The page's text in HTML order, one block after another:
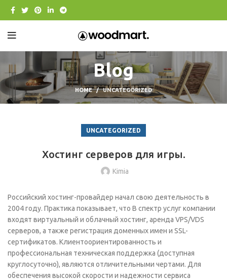
Blog
HOME UNCATEGORIZED
UNCATEGORIZED
Хостинг серверов для игры.
Kimia
Российский хостинг-провайдер начал свою деятельность в
2004 году. Практика показывает, что В спектр услуг компании
входят виртуальный и облачный хостинг, аренда VPS/VDS
серверов, а также регистрация доменных имен и SSL-
сертификатов. Клиентоориентированность и
профессиональная техническая поддержка (доступная
круглосуточно), являются отличительными чертами. Для
обеспечения высокой скорости и надежности сервиса